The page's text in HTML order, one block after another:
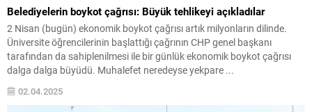
Belediyelerin boykot çağrısı: Büyük tehlikeyi açıkladılar
2 Nisan (bugün) ekonomik boykot çağrısı artık milyonların dilinde.
Üniversite öğrencilerinin başlattığı çağrının CHP genel başkanı
tarafından da sahiplenilmesi ile bir günlük ekonomik boykot çağrısı
dalga dalga büyüdü. Muhalefet neredeyse yekpare ...
02.04.2025